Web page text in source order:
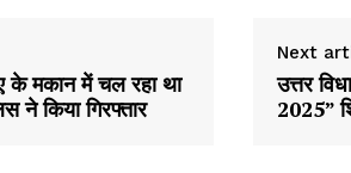
मकान में चल रहा था
ने किया गिरफ्तार
Next
उत्तर
2025”